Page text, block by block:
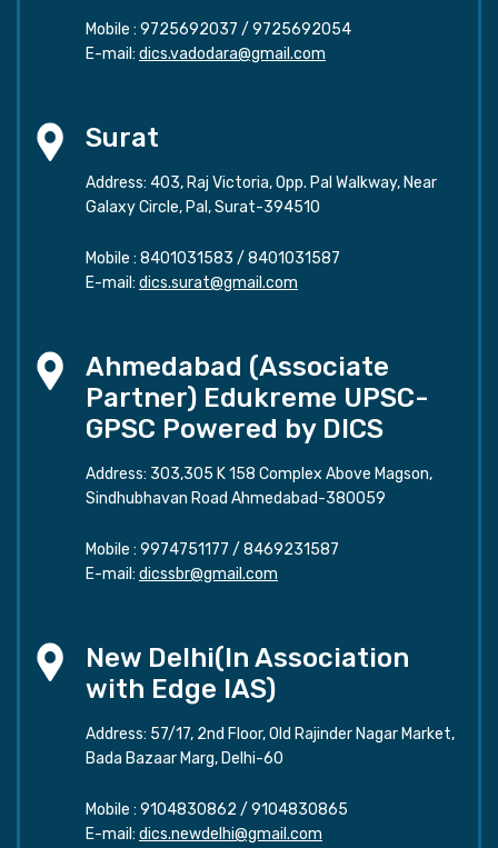
Mobile : 9725692037 / 9725692054
E-mail: dics.vadodara@gmail.com
Surat
Address: 403, Raj Victoria, Opp. Pal Walkway, Near
Galaxy Circle, Pal, Surat-394510
Mobile : 8401031583 / 8401031587
E-mail: dics.surat@gmail.com
Ahmedabad (Associate
Partner) Edukreme UPSC-
GPSC Powered by DICS
Address: 303,305 K 158 Complex Above Magson,
Sindhubhavan Road Ahmedabad-380059
Mobile : 9974751177 / 8469231587
E-mail: dicssbr@gmail.com
New Delhi(In Association
with Edge IAS)
Address: 57/17, 2nd Floor, Old Rajinder Nagar Market,
Bada Bazaar Marg, Delhi-60
Mobile : 9104830862 / 9104830865
E-mail: dics.newdelhi@gmail.com